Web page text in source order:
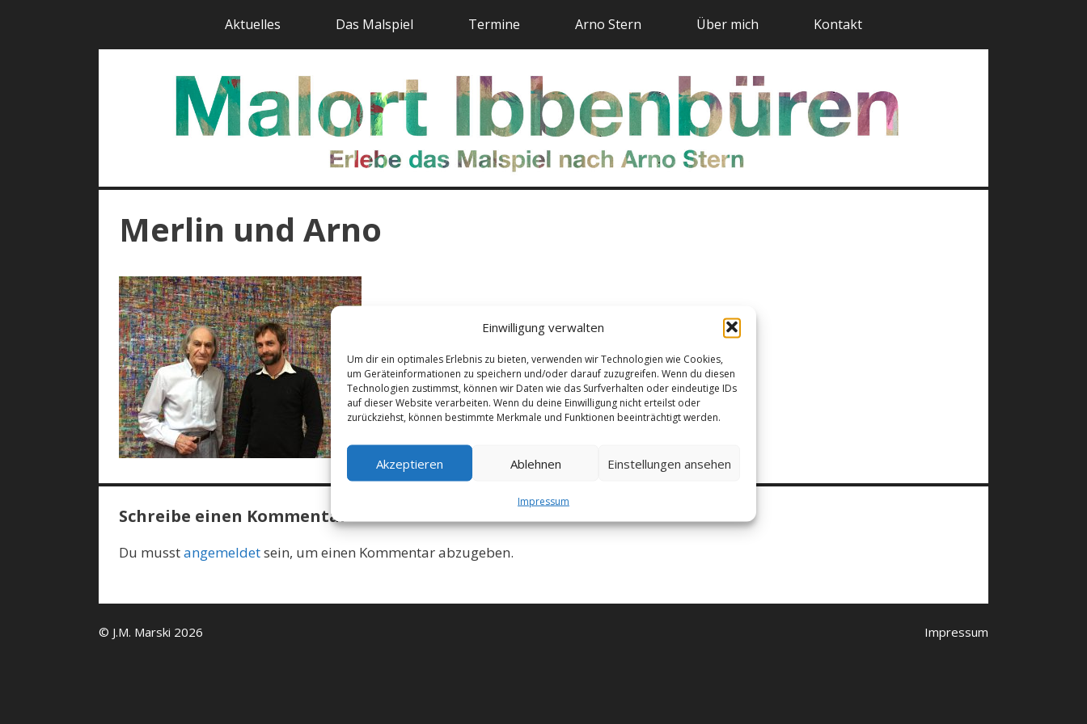
Einwilligung verwalten
Um dir ein optimales Erlebnis zu bieten, verwenden wir Technologien wie Cookies,
um Geräteinformationen zu speichern und/oder darauf zuzugreifen. Wenn du diesen
Technologien zustimmst, können wir Daten wie das Surfverhalten oder eindeutige IDs
auf dieser Website verarbeiten. Wenn du deine Einwilligung nicht erteilst oder
zurückziehst, können bestimmte Merkmale und Funktionen beeinträchtigt werden.
Akzeptieren Ablehnen Einstellungen ansehen
Impressum
Aktuelles Das Malspiel Termine Arno Stern Über mich Kontakt
Merlin und Arno
Schreibe einen Kommentar
Du musstangemeldetsein, um einen Kommentar abzugeben.
Impressum
© J.M. Marski 2026